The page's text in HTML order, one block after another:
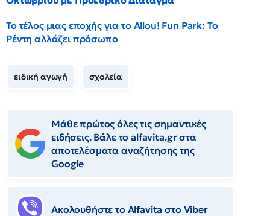
Το τέλος μιας εποχής για το Allou! Fun Park: Το
Ρέντη αλλάζει πρόσωπο
ειδική αγωγή σχολεία
Μάθε πρώτος όλες τις σημαντικές
ειδήσεις. Βάλε το alfavita.gr στα
αποτελέσματα αναζήτησης της
Google
Ακολουθήστε το Αlfavita στο Viber